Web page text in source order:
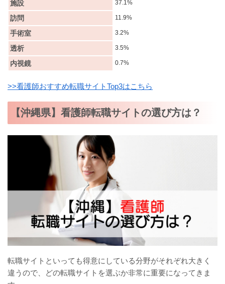
施設 37.1%
訪問 11.9%
手術室 3.2%
透析 3.5%
内視鏡 0.7%
>>看護師おすすめ転職サイトTop3はこちら
【沖縄県】看護師転職サイトの選び方は？
転職サイトといっても得意にしている分野がそれぞれ大きく
違うので、どの転職サイトを選ぶか非常に重要になってきま